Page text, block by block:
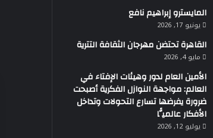
المايسترو إبراهيم نافع
يونيو 17, 2026
القاهرة تحتضن مهرجان الثقافة التترية
مايو 4, 2026
الأمين العام لدور وهيئات الإفتاء في
العالم: مواجهة النوازل الفكرية أصبحت
ضرورة يفرضها تسارع التحولات وتداخل
الأفكار عالميًّا
يوليو 12, 2026